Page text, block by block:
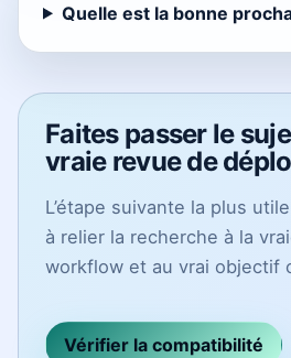
Quelle est la bonne
Faites passer le
vraie revue de
L’étape suivante la plus
à relier la recherche à la
workflow et au vrai objectif
Vérifier la compatibilité